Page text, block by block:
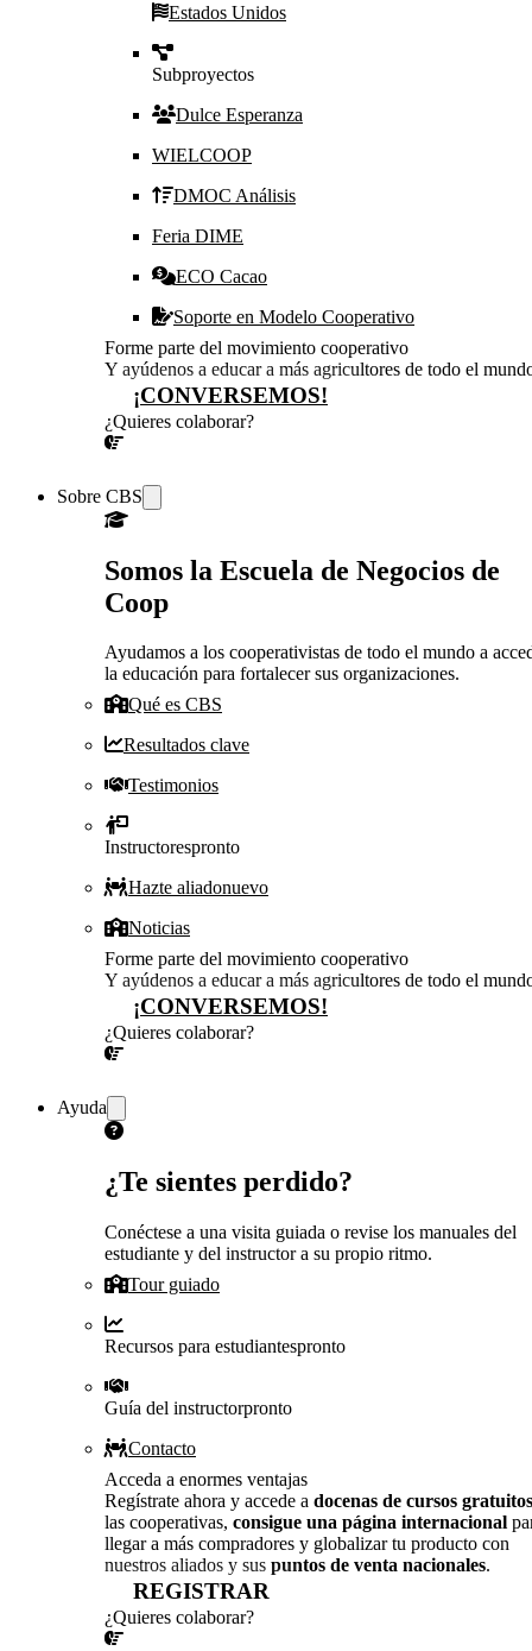
Estados Unidos
Subproyectos
Dulce Esperanza
WIELCOOP
DMOC Análisis
Feria DIME
ECO Cacao
Soporte en Modelo Cooperativo
Forme parte del movimiento cooperativo
Y ayúdenos a educar a más agricultores de todo el
¡CONVERSEMOS!
¿Quieres colaborar?
Sobre CBS
Somos la Escuela de Negocios de
Coop
Ayudamos a los cooperativistas de todo el mundo a
la educación para fortalecer sus organizaciones.
Qué es CBS
Resultados clave
Testimonios
Instructorespronto
Hazte aliadonuevo
Noticias
Forme parte del movimiento cooperativo
Y ayúdenos a educar a más agricultores de todo el
¡CONVERSEMOS!
¿Quieres colaborar?
Ayuda
¿Te sientes perdido?
Conéctese a una visita guiada o revise los manuales del
estudiante y del instructor a su propio ritmo.
Tour guiado
Recursos para estudiantespronto
Guía del instructorpronto
Contacto
Acceda a enormes ventajas
Regístrate ahora y accede a docenas de cursos gratuitos
las cooperativas, consigue una página internacional
llegar a más compradores y globalizar tu producto con
nuestros aliados y sus puntos de venta nacionales.
REGISTRAR
¿Quieres colaborar?